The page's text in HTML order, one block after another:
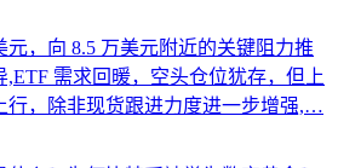
元，向 8.5 万美元附近的关键阻力推
,ETF 需求回暖，空头仓位犹存，但上
行，除非现货跟进力度进一步增强,…